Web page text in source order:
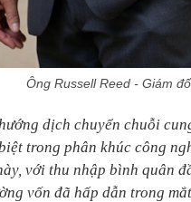
Ông Russell Reed - Giám
dịch chuyển chuỗi
trong phân khúc công
với thu nhập bình quân
vốn đã hấp dẫn trong